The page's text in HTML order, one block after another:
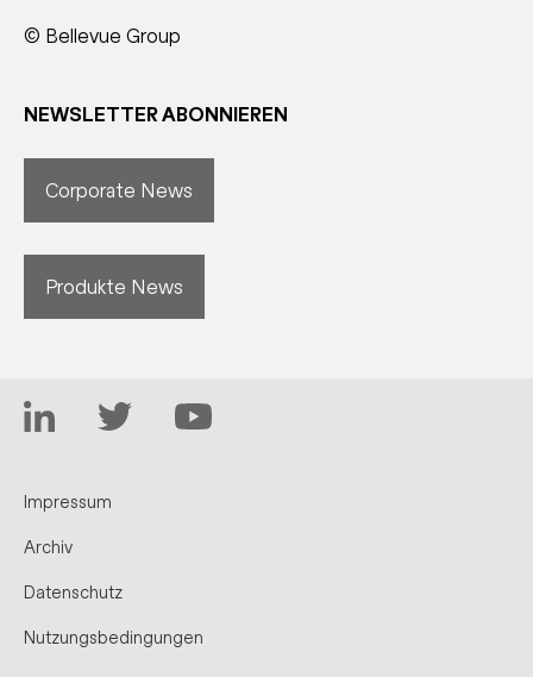
© Bellevue Group
NEWSLETTER ABONNIEREN
Corporate News
Produkte News
Impressum
Archiv
Datenschutz
Nutzungsbedingungen